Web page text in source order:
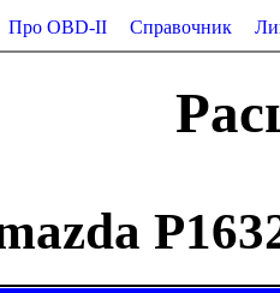
Про OBD-II Справочник